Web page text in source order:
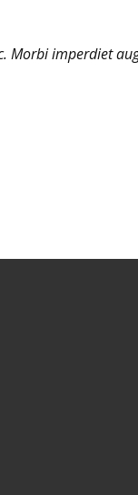
Morbi imperdiet